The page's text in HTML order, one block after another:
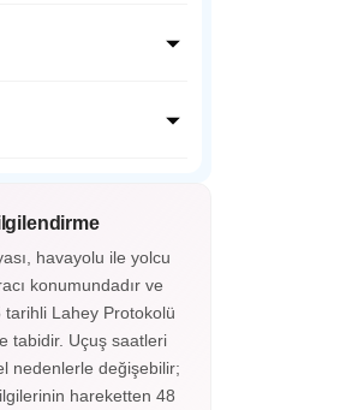
kulesiyle tanınır.
Üst ve alt şehir
Petrus Bazilikası,
eseri
havayolu ile yolcu
konumundadır ve
tarihli Lahey Protokolü
tabidir. Uçuş saatleri
nedenlerle değişebilir;
hareketten 48